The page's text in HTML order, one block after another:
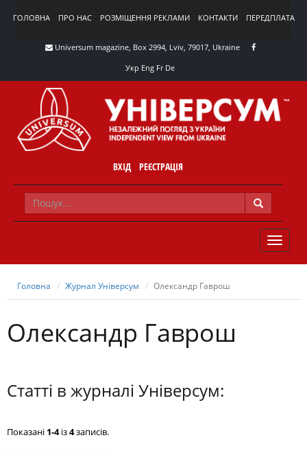
ГОЛОВНА ПРО НАС РОЗМІЩЕННЯ РЕКЛАМИ КОНТАКТИ ПЕРЕДПЛАТА
Universum magazine, Box 2994, Lviv, 79017, Ukraine
Укр Eng Fr De
ВХІД РЕЄСТРАЦІЯ
TOGGLE
Головна Журнал Універсум Олександр Гаврош
Олександр Гаврош
Статті в журналі Універсум:
Показані 1-4із4записів.